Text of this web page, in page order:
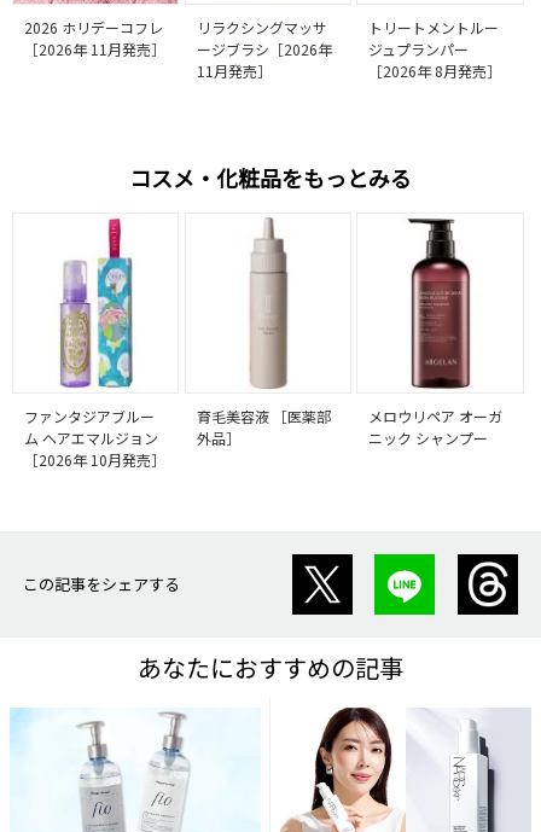
2026 ホリデーコフレ
［2026年 11月発売］
リラクシングマッサ
ージブラシ［2026年
11月発売］
トリートメントルー
ジュプランパー
［2026年 8月発売］
コスメ・化粧品をもっとみる
ファンタジアブルー
ム ヘアエマルジョン
［2026年 10月発売］
育毛美容液 ［医薬部
外品］
メロウリペア オーガ
ニック シャンプー
この記事をシェアする
あなたにおすすめの記事